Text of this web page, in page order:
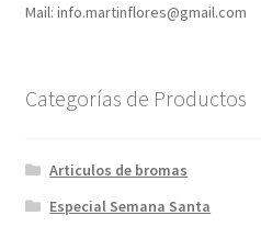
Mail: info.martinflores@gmail.com
Categorías de Productos
Articulos de bromas
Especial Semana Santa